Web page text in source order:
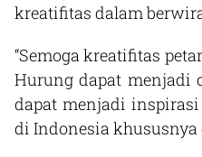
kreatifitas dalam
“Semoga kreatifitas
Hurung dapat menjadi
dapat menjadi
di Indonesia